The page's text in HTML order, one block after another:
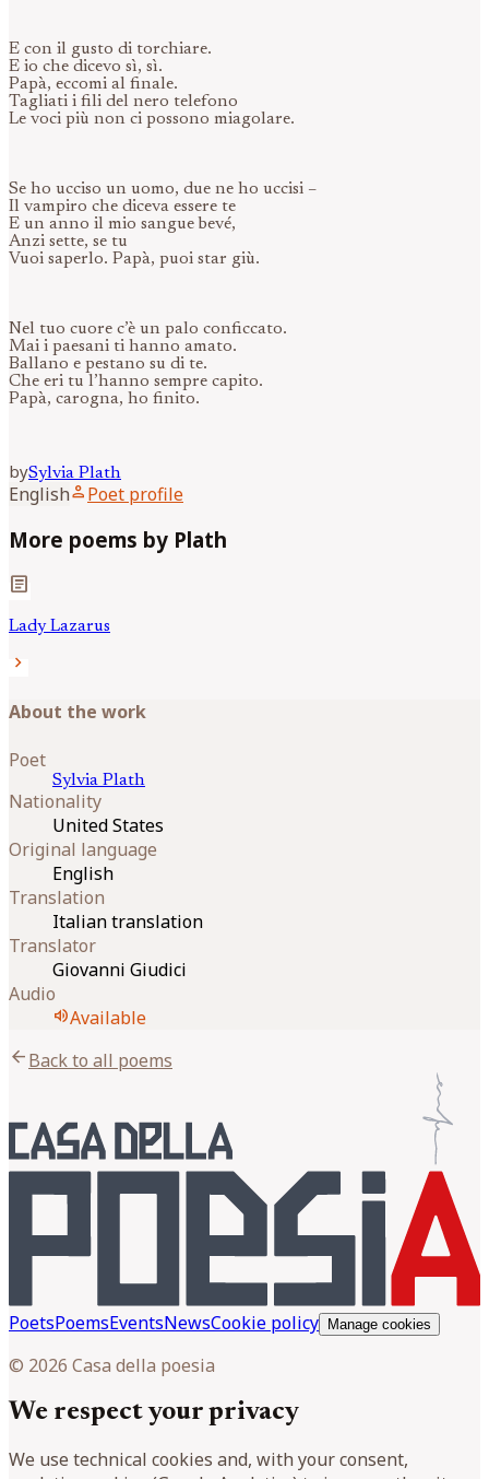
E con il gusto di torchiare.
E io che dicevo sì, sì.
Papà, eccomi al finale.
Tagliati i fili del nero telefono
Le voci più non ci possono miagolare.
Se ho ucciso un uomo, due ne ho uccisi –
Il vampiro che diceva essere te
E un anno il mio sangue bevé,
Anzi sette, se tu
Vuoi saperlo. Papà, puoi star giù.
Nel tuo cuore c’è un palo conficcato.
Mai i paesani ti hanno amato.
Ballano e pestano su di te.
Che eri tu l’hanno sempre capito.
Papà, carogna, ho finito.
bySylvia Plath
Englishperson Poet profile
More poems by Plath
article
Lady Lazarus
chevron_right
About the work
Poet
Sylvia Plath
Nationality
United States
Original language
English
Translation
Italian translation
Translator
Giovanni Giudici
Audio
volume_upAvailable
arrow_backBack to all poems
PoetsPoemsEventsNewsCookie policy Manage cookies
© 2026 Casa della poesia
We respect your privacy
We use technical cookies and, with your consent,